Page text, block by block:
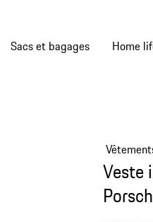
Sacs et bagages
Veste